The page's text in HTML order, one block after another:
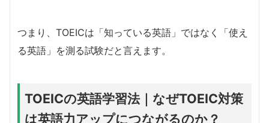
つまり、TOEICは「知っている英語」ではなく「使え
る英語」を測る試験だと言えます。
TOEICの英語学習法｜なぜTOEIC対策
は英語力アップにつながるのか？